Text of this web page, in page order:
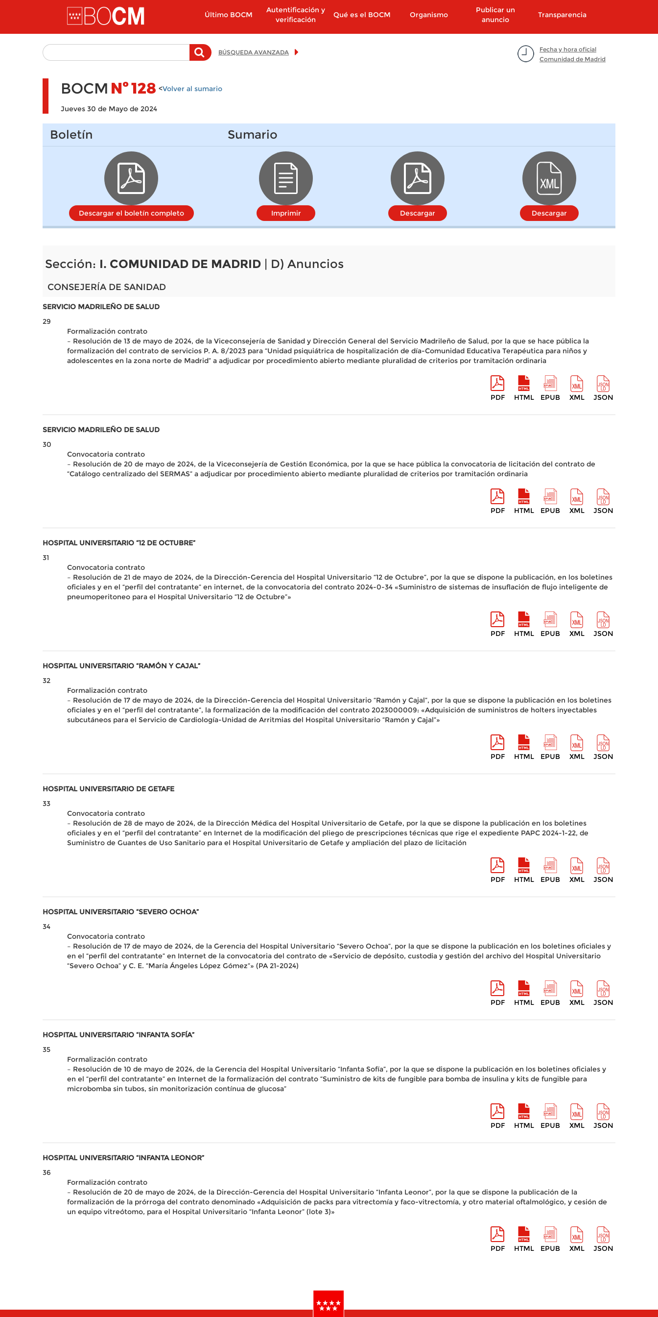
Pasar al contenido principal
Último BOCM
Autentificación y
verificación
Qué es el BOCM Organismo
Publicar un
anuncio
Transparencia
Fecha y hora oficial
Comunidad de Madrid
BÚSQUEDA AVANZADA
BOCM Nº128 <Volver al sumario
Jueves 30 de Mayo de 2024
Boletín
Descargar el boletín completo
Sumario
Imprimir Descargar Descargar
Sección: I. COMUNIDAD DE MADRID | D) Anuncios
CONSEJERÍA DE SANIDAD
SERVICIO MADRILEÑO DE SALUD
29
Formalización contrato
– Resolución de 13 de mayo de 2024, de la Viceconsejería de Sanidad y Dirección General del Servicio Madrileño de Salud, por la que se hace pública la
formalización del contrato de servicios P. A. 8/2023 para “Unidad psiquiátrica de hospitalización de día-Comunidad Educativa Terapéutica para niños y
adolescentes en la zona norte de Madrid” a adjudicar por procedimiento abierto mediante pluralidad de criterios por tramitación ordinaria
PDF HTML EPUB XML JSON
SERVICIO MADRILEÑO DE SALUD
30
Convocatoria contrato
– Resolución de 20 de mayo de 2024, de la Viceconsejería de Gestión Económica, por la que se hace pública la convocatoria de licitación del contrato de
“Catálogo centralizado del SERMAS” a adjudicar por procedimiento abierto mediante pluralidad de criterios por tramitación ordinaria
PDF HTML EPUB XML JSON
HOSPITAL UNIVERSITARIO “12 DE OCTUBRE”
31
Convocatoria contrato
– Resolución de 21 de mayo de 2024, de la Dirección-Gerencia del Hospital Universitario “12 de Octubre”, por la que se dispone la publicación, en los boletines
oficiales y en el “perfil del contratante” en internet, de la convocatoria del contrato 2024-0-34 «Suministro de sistemas de insuflación de flujo inteligente de
pneumoperitoneo para el Hospital Universitario “12 de Octubre”»
PDF HTML EPUB XML JSON
HOSPITAL UNIVERSITARIO “RAMÓN Y CAJAL”
32
Formalización contrato
– Resolución de 17 de mayo de 2024, de la Dirección-Gerencia del Hospital Universitario “Ramón y Cajal”, por la que se dispone la publicación en los boletines
oficiales y en el “perfil del contratante”, la formalización de la modificación del contrato 2023000009: «Adquisición de suministros de holters inyectables
subcutáneos para el Servicio de Cardiología-Unidad de Arritmias del Hospital Universitario “Ramón y Cajal”»
PDF HTML EPUB XML JSON
HOSPITAL UNIVERSITARIO DE GETAFE
33
Convocatoria contrato
– Resolución de 28 de mayo de 2024, de la Dirección Médica del Hospital Universitario de Getafe, por la que se dispone la publicación en los boletines
oficiales y en el “perfil del contratante” en Internet de la modificación del pliego de prescripciones técnicas que rige el expediente PAPC 2024-1-22, de
Suministro de Guantes de Uso Sanitario para el Hospital Universitario de Getafe y ampliación del plazo de licitación
PDF HTML EPUB XML JSON
HOSPITAL UNIVERSITARIO “SEVERO OCHOA”
34
Convocatoria contrato
– Resolución de 17 de mayo de 2024, de la Gerencia del Hospital Universitario “Severo Ochoa”, por la que se dispone la publicación en los boletines oficiales y
en el “perfil del contratante” en Internet de la convocatoria del contrato de «Servicio de depósito, custodia y gestión del archivo del Hospital Universitario
“Severo Ochoa” y C. E. “María Ángeles López Gómez”» (PA 21-2024)
PDF HTML EPUB XML JSON
HOSPITAL UNIVERSITARIO “INFANTA SOFÍA”
35
Formalización contrato
– Resolución de 10 de mayo de 2024, de la Gerencia del Hospital Universitario “Infanta Sofía”, por la que se dispone la publicación en los boletines oficiales y
en el “perfil del contratante” en Internet de la formalización del contrato “Suministro de kits de fungible para bomba de insulina y kits de fungible para
microbomba sin tubos, sin monitorización contínua de glucosa”
PDF HTML EPUB XML JSON
HOSPITAL UNIVERSITARIO “INFANTA LEONOR”
36
Formalización contrato
– Resolución de 20 de mayo de 2024, de la Dirección-Gerencia del Hospital Universitario “Infanta Leonor”, por la que se dispone la publicación de la
formalización de la prórroga del contrato denominado «Adquisición de packs para vitrectomía y faco-vitrectomía, y otro material oftalmológico, y cesión de
un equipo vitreótomo, para el Hospital Universitario “Infanta Leonor” (lote 3)»
PDF HTML EPUB XML JSON